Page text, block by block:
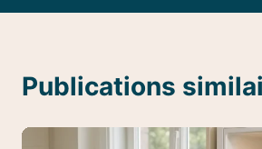
Publications